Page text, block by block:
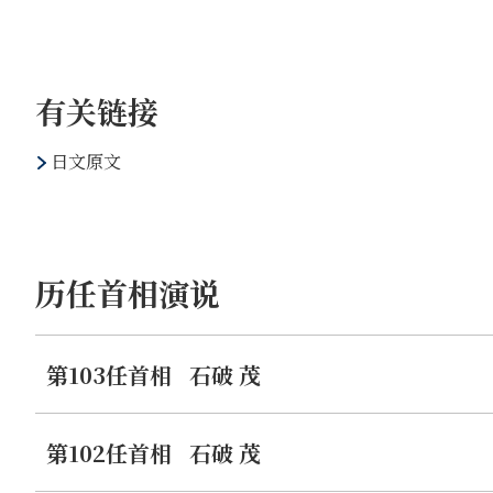
拥有共同价值观的国家汇聚一堂，讨论全球性的先进课题
希望在为期两天的时间里，为形成基于法治的自由开放的
所获得的经验和成果，为此作出贡献。
果，并推进与同道国家和组织之间的合作。本届部长理事
在围绕开发的形势发生剧烈变化的背景下，成员国与非
经合组织关于政府开发援助（ODA）的数据和分析、以
求，实现国际社会的和平与稳定。
数字是经合组织最能发挥优势的领域之一，期待今后继
有关链接
日文原文
历任首相演说
第103任首相 石破 茂
第102任首相 石破 茂